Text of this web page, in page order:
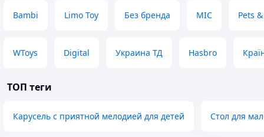
Bambi Limo Toy Без бренда MIC Pets
WToys Digital Украина ТД Hasbro
ТОП теги
Карусель с приятной мелодией для детей Стол для